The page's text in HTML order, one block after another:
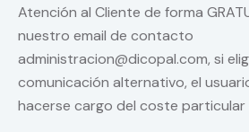
Atención al Cliente de forma
nuestro email de contacto
administracion@dicopal.com, si
comunicación alternativo, el
hacerse cargo del coste particular